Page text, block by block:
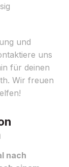
und
uns
für deinen
Wir freuen
nach